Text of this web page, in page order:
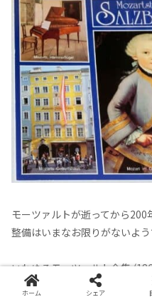
モーツァルトが逝ってから
整備はいまなお限りがないよう
いわゆるモーツァルト全集
版完成をはじめ、演奏様式の
ホーム シェア